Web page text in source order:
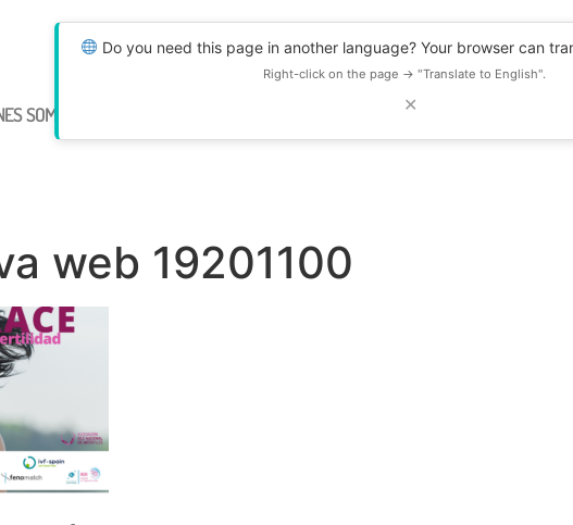
Do you need this page in another language? Your browser can
Right-click on the page → "Translate to English".
✕
SOMOS RECURSOS
web 19201100